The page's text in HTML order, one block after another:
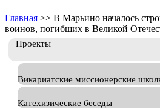
Главная >> В Марьино началось
воинов, погибших в Великой
Проекты
Викариатские миссионерские
Катехизические беседы